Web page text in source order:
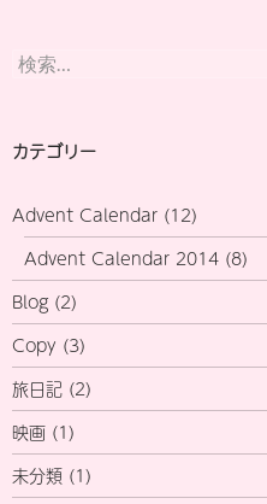
検
索:
カテゴリー
Advent Calendar (12)
Advent Calendar 2014 (8)
Blog (2)
Copy (3)
旅日記 (2)
映画 (1)
未分類 (1)